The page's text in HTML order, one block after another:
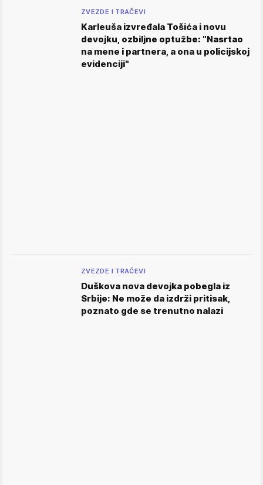
ZVEZDE I TRAČEVI
Karleuša izvređala Tošića i novu
devojku, ozbiljne optužbe: "Nasrtao
na mene i partnera, a ona u policijskoj
evidenciji"
ZVEZDE I TRAČEVI
Duškova nova devojka pobegla iz
Srbije: Ne može da izdrži pritisak,
poznato gde se trenutno nalazi